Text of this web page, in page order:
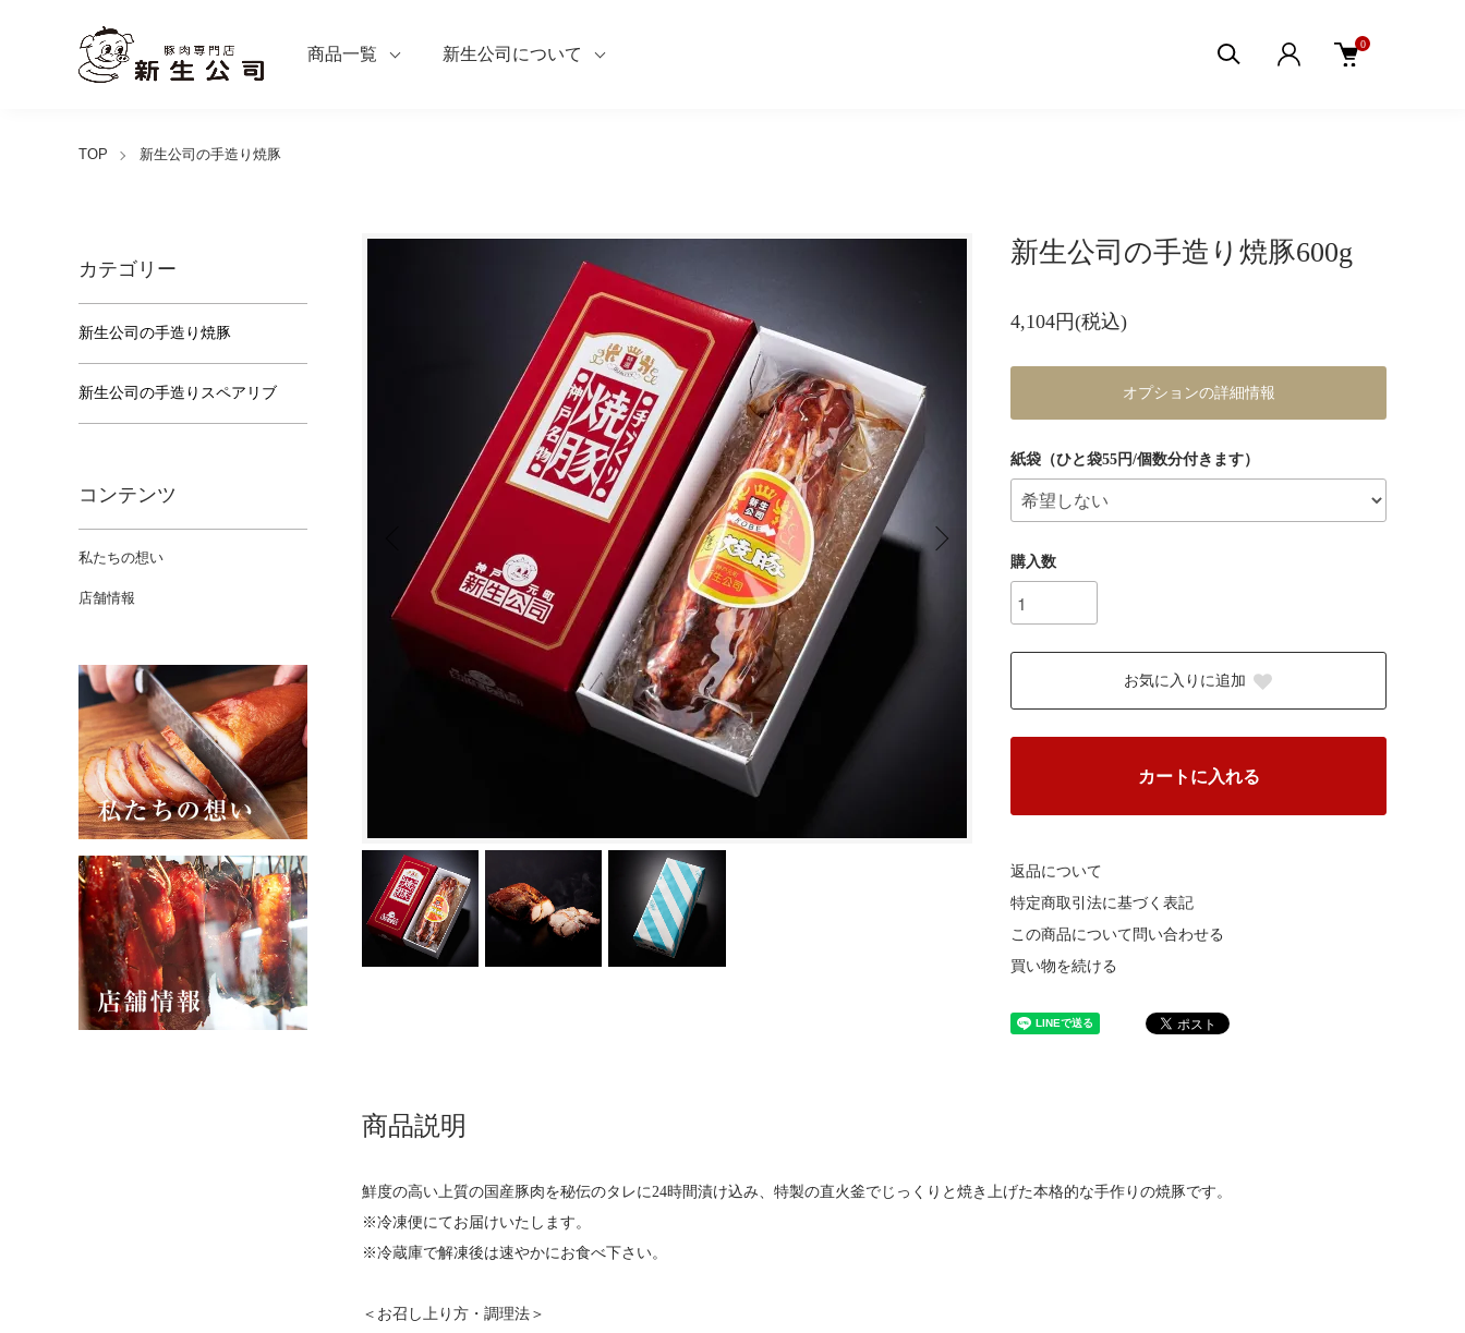
商品一覧 新生公司について
0
TOP 新生公司の手造り焼豚
新生公司の手造り焼豚600g
4,104円(税込)
オプションの詳細情報
紙袋（ひと袋55円/個数分付きます）
購入数
お気に入りに追加
カートに入れる
返品について
特定商取引法に基づく表記
この商品について問い合わせる
買い物を続ける
商品説明
鮮度の高い上質の国産豚肉を秘伝のタレに24時間漬け込み、特製の直火釜でじっくりと焼き上げた本格的な手作りの焼豚です。
※冷凍便にてお届けいたします。
※冷蔵庫で解凍後は速やかにお食べ下さい。
＜お召し上り方・調理法＞
カテゴリー
新生公司の手造り焼豚
新生公司の手造りスペアリブ
コンテンツ
私たちの想い
店舗情報